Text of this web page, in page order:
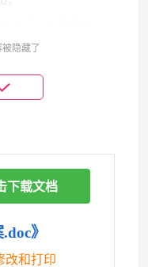
每天排查一次，不
类信访隐患，尤其
级上访苗头的纠纷
动向，做到及时发
处，把矛盾化解在
治安联动防线
年全年）
、公心敢干、用心
隐藏了
》
改和打印
下载文档